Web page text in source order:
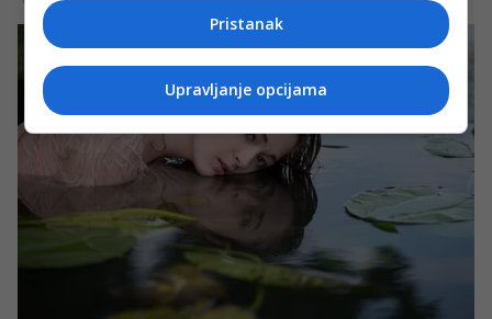
Pristanak
Upravljanje opcijama